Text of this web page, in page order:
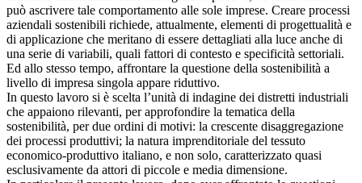
può ascrivere tale comportamento alle sole imprese. Creare processi
aziendali sostenibili richiede, attualmente, elementi di progettualità e
di applicazione che meritano di essere dettagliati alla luce anche di
una serie di variabili, quali fattori di contesto e specificità settoriali.
Ed allo stesso tempo, affrontare la questione della sostenibilità a
livello di impresa singola appare riduttivo.
In questo lavoro si è scelta l’unità di indagine dei distretti industriali
che appaiono rilevanti, per approfondire la tematica della
sostenibilità, per due ordini di motivi: la crescente disaggregazione
dei processi produttivi; la natura imprenditoriale del tessuto
economico-produttivo italiano, e non solo, caratterizzato quasi
esclusivamente da attori di piccole e media dimensione.